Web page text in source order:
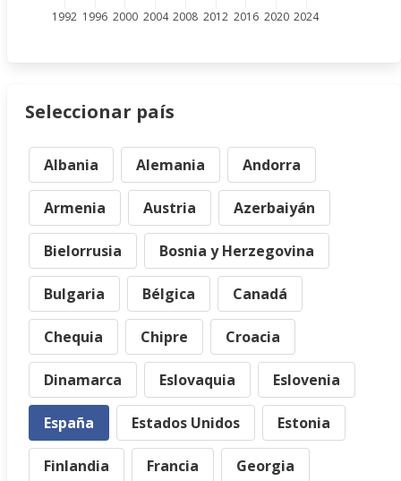
1992 1996 2000 2004 2008 2012 2016 2020 2024
Seleccionar país
Albania Alemania Andorra
Armenia Austria Azerbaiyán
Bielorrusia Bosnia y Herzegovina
Bulgaria Bélgica Canadá
Chequia Chipre Croacia
Dinamarca Eslovaquia Eslovenia
España Estados Unidos Estonia
Finlandia Francia Georgia